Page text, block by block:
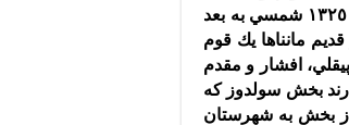
مختلفي چون مسيحي ، كليمي و زردشتي در اينجا حضور داشتند كه از سال ١٣٢٥ شمسي به بعد
مانناها يك قوم
افشار و مقدم
بخش سولدوز كه
شمسي از بخش به شهرستان